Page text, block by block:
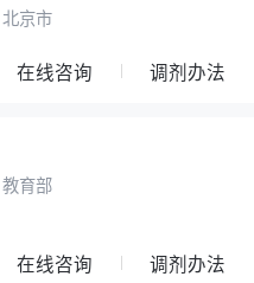
北京市
在线咨询 调剂办法
教育部
在线咨询 调剂办法